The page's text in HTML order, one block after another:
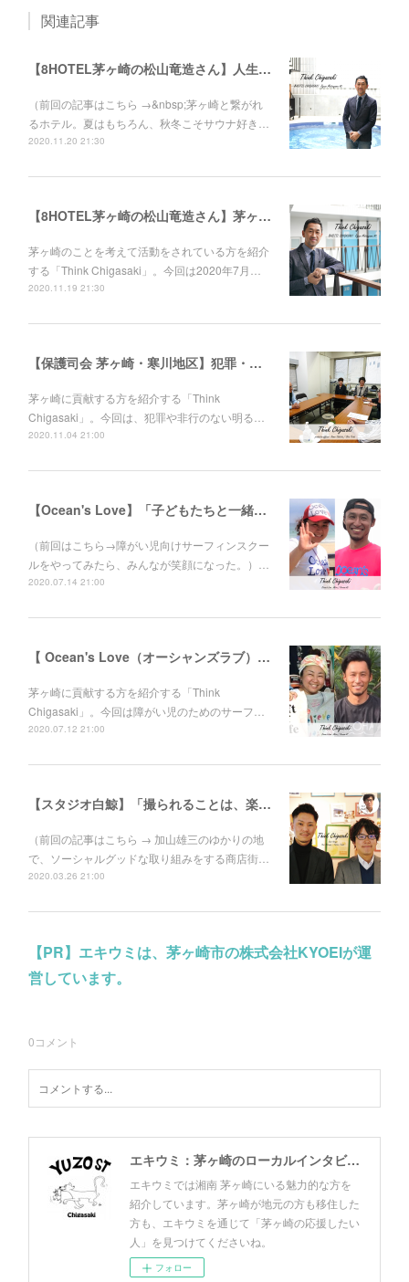
関連記事
【8HOTEL茅ヶ崎の松山竜造さん】人生を変えた、社長との再会。ゼットンから湘南レーベルへ。
（前回の記事はこちら →&nbsp;茅ヶ崎と繋がれ
るホテル。夏はもちろん、秋冬こそサウナ好き…
2020.11.20 21:30
【8HOTEL茅ヶ崎の松山竜造さん】茅ヶ崎と繋がれるホテル。夏はもちろん、秋冬こそサウナ好きに来て欲しい。
茅ヶ崎のことを考えて活動をされている方を紹介
する「Think Chigasaki」。今回は2020年7月…
2020.11.19 21:30
【保護司会 茅ヶ崎・寒川地区】犯罪・非行から立ち直ろうとする人に、寄り添う人がいます。保護司の板坂光明さん、戸井田 慎さん
茅ヶ崎に貢献する方を紹介する「Think
Chigasaki」。今回は、犯罪や非行のない明る…
2020.11.04 21:00
【Ocean's Love】「子どもたちと一緒に成長していきたい。」伊東"あびる"花江さんと伊藤良師さん
（前回はこちら→障がい児向けサーフィンスクー
ルをやってみたら、みんなが笑顔になった。）…
2020.07.14 21:00
【 Ocean's Love（オーシャンズラブ）】障がい児向けサーフィンスクールをやってみたら、みんなが笑顔になった。伊東“あびる”花江さんと伊藤良師さん
茅ヶ崎に貢献する方を紹介する「Think
Chigasaki」。今回は障がい児のためのサーフ…
2020.07.12 21:00
【スタジオ白鯨】「撮られることは、楽しい。」人に喜んでもらえて、自分たちも成長できることをする
（前回の記事はこちら → 加山雄三のゆかりの地
で、ソーシャルグッドな取り組みをする商店街…
2020.03.26 21:00
【PR】エキウミは、茅ヶ崎市の株式会社KYOEIが運
営しています。
0コメント
エキウミ：茅ヶ崎のローカルインタビューメディア
エキウミでは湘南 茅ヶ崎にいる魅力的な方を
紹介しています。茅ヶ崎が地元の方も移住した
方も、エキウミを通じて「茅ヶ崎の応援したい
人」を見つけてくださいね。
フォロー